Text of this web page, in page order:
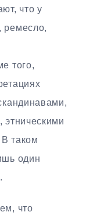
что у
ремесло,
того,
таком
один
что